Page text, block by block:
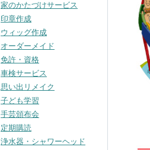
家のかたづけサービス
印章作成
ウィッグ作成
オーダーメイド
免許・資格
車検サービス
思い出リメイク
子ども学習
手芸頒布会
定期購読
浄水器・シャワーヘッド